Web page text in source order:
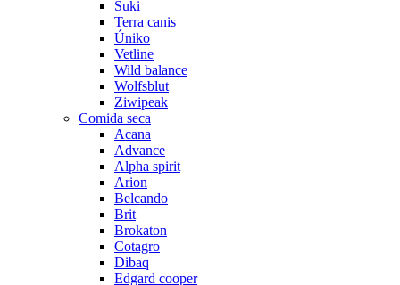
Suki
Terra canis
Úniko
Vetline
Wild balance
Wolfsblut
Ziwipeak
Comida seca
Acana
Advance
Alpha spirit
Arion
Belcando
Brit
Brokaton
Cotagro
Dibaq
Edgard cooper